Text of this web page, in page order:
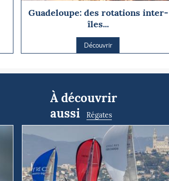
Guadeloupe: des rotations inter-
îles...
Découvrir
À découvrir
aussi
Régates